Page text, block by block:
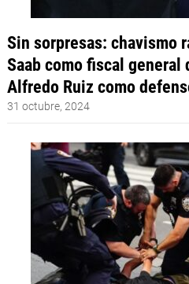
Sin sorpresas: chavismo
Saab como fiscal general
Alfredo Ruiz como
31 octubre, 2024